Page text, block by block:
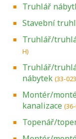
Truhlář
Stavební
Truhlář/
H)
Truhlář/
nábytek (33-
Montér/
kanalizace
Topenář/